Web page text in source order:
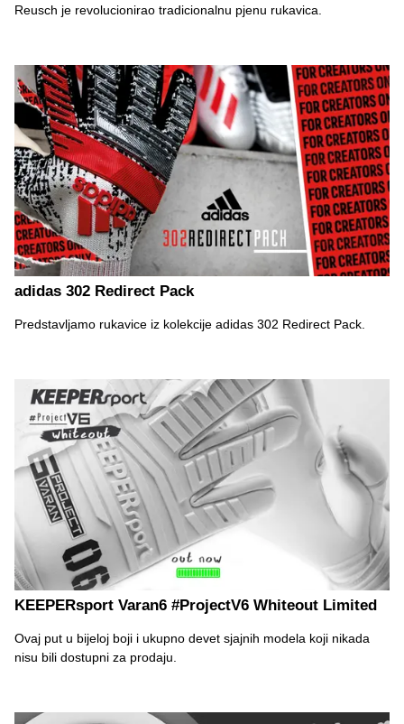
Reusch je revolucionirao tradicionalnu pjenu rukavica.
adidas 302 Redirect Pack
Predstavljamo rukavice iz kolekcije adidas 302 Redirect Pack.
KEEPERsport Varan6 #ProjectV6 Whiteout Limited
Ovaj put u bijeloj boji i ukupno devet sjajnih modela koji nikada
nisu bili dostupni za prodaju.